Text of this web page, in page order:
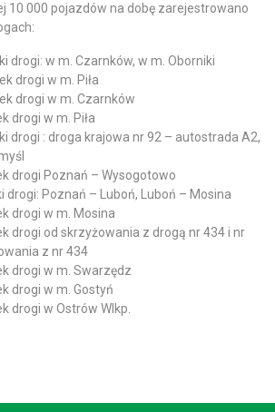
10 000 pojazdów na dobę zarejestrowano
drogi: w m. Czarnków, w m. Oborniki
drogi w m. Piła
drogi w m. Czarnków
drogi w m. Piła
drogi : droga krajowa nr 92 – autostrada A2,
drogi Poznań – Wysogotowo
drogi: Poznań – Luboń, Luboń – Mosina
drogi w m. Mosina
drogi od skrzyżowania z drogą nr 434 i nr
z nr 434
drogi w m. Swarzędz
drogi w m. Gostyń
drogi w Ostrów Wlkp.